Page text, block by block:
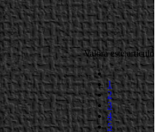
Valora este artículo
1
2
3
4
5